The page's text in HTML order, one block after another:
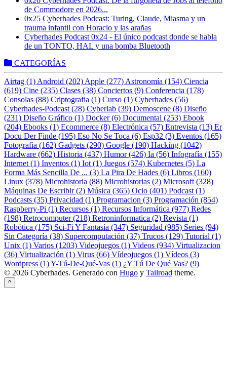
de Commodore en 2026...
0x25 Cyberhades Podcast: Turing, Claude, Miasma y un
trauma infantil con Horacio y las arañas
Cyberhades Podcast 0x24 - El único podcast donde se habla
de un TONTO, HAL y una bomba Bluetooth
CATEGORÍAS
Airtag (1) Android (202) Apple (277) Astronomía (154) Ciencia
(619) Cine (235) Clases (38) Conciertos (9) Conferencia (178)
Consolas (88) Criptografia (1) Curso (1) Cyberhades (56)
Cyberhades-Podcast (28) Cyberlab (39) Demoscene (8) Diseño
(231) Diseño Gráfico (1) Docker (6) Documental (253) Ebook
(204) Ebooks (1) Ecommerce (8) Electrónica (57) Entrevista (13) Er
Docu Der Finde (195) Eso No Se Toca (6) Esp32 (3) Eventos (165)
Fotografía (162) Gadgets (290) Google (190) Hacking (1042)
Hardware (662) Historia (437) Humor (426) Ia (56) Infografía (155)
Internet (1) Inventos (1) Iot (1) Juegos (574) Kubernetes (5) La
Forma Más Sencilla De ... (3) La Pira De Hades (6) Libros (160)
Linux (378) Microhistoria (88) Microhistorias (2) Microsoft (328)
Máquinas De Escribir (2) Música (365) Ocio (401) Podcast (1)
Podcasts (35) Privacidad (1) Programacion (3) Programación (854)
Raspberry-Pi (1) Recursos (1) Recursos Informática (977) Redes
(198) Retrocomputer (218) Retroninformatica (2) Revista (1)
Robótica (175) Sci-Fi Y Fantasía (347) Seguridad (985) Series (94)
Sin Categoría (38) Supercomputación (37) Trucos (129) Tutorial (1)
Unix (1) Varios (1203) Videojuegos (1) Videos (934) Virtualizacion
(36) Virtualización (1) Virus (66) Vídeojuegos (1) Vídeos (3)
Wordpress (1)Y-Tú-De-Qué-Vas (1) ¿Y Tú De Qué Vas? (9)
© 2026 Cyberhades. Generado con Hugo y Tailroad theme.
^